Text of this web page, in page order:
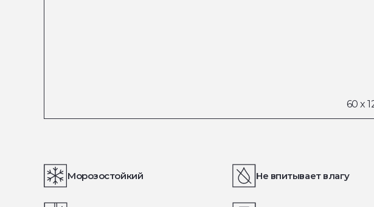
Морозостойкий Не впитывает влагу